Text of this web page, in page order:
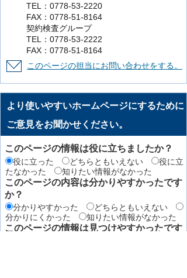
TEL：0778-53-2220
FAX：0778-51-8164
契約検査グループ
TEL：0778-53-2222
FAX：0778-51-8164
このページの担当にお問い合わせをする。
より使いやすいホームページにするために
ご意見をお聞かせください。
このページの情報は役に立ちましたか？
役に立った どちらともいえない
役に立
たなかった
知りたい情報がなかった
このページの内容は分かりやすかったです
か？
分かりやすかった
どちらともいえない
分かりにくかった
知りたい情報がなかった
このページの情報は見つけやすかったです